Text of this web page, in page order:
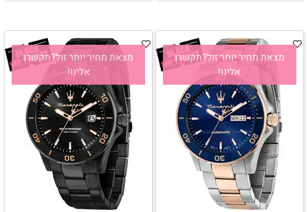
מצאת מחיר יותר זול?תקשרו
אלינו!
מצאת מחיר יותר זול?תקשרו
אלינו!